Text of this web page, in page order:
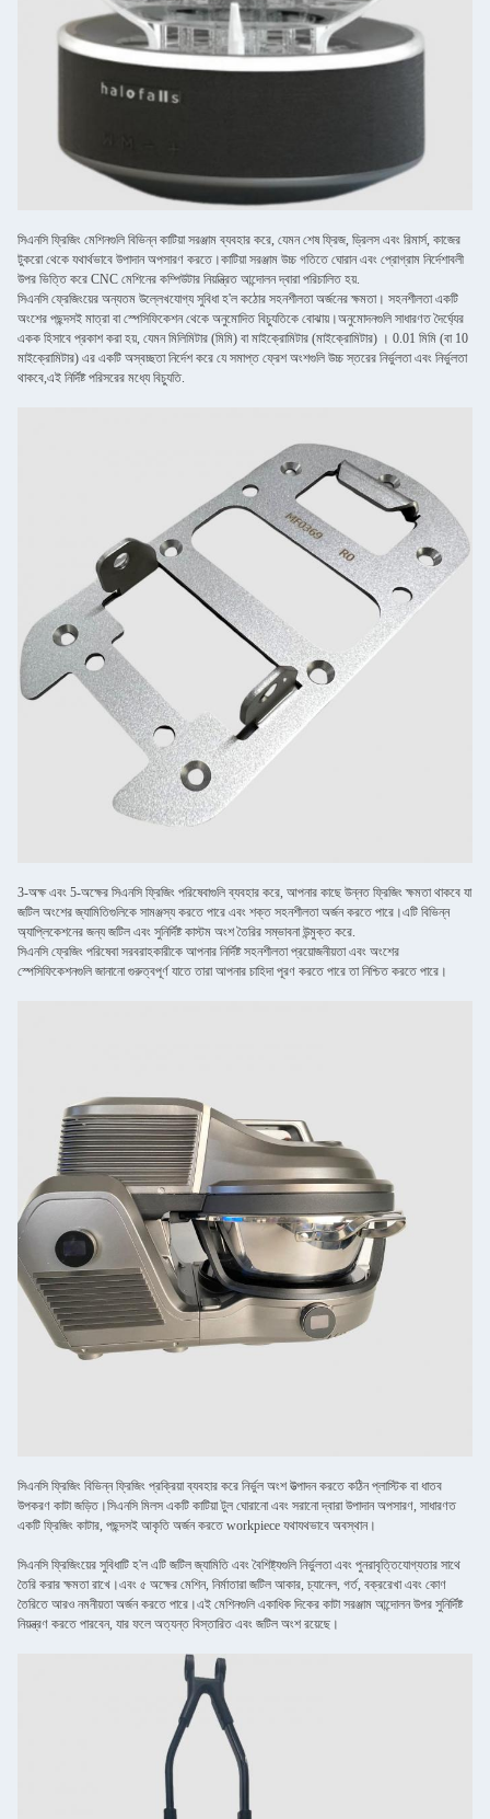
সিএনসি ফ্রিজিং মেশিনগুলি বিভিন্ন কাটিয়া সরঞ্জাম ব্যবহার করে, যেমন শেষ ফ্রিজ, ড্রিলস এবং রিমার্স, কাজের
টুকরো থেকে যথার্থভাবে উপাদান অপসারণ করতে।কাটিয়া সরঞ্জাম উচ্চ গতিতে ঘোরান এবং প্রোগ্রাম নির্দেশাবলী
উপর ভিত্তি করে CNC মেশিনের কম্পিউটার নিয়ন্ত্রিত আন্দোলন দ্বারা পরিচালিত হয়.
সিএনসি ফ্রেজিংয়ের অন্যতম উল্লেখযোগ্য সুবিধা হ'ল কঠোর সহনশীলতা অর্জনের ক্ষমতা। সহনশীলতা একটি
অংশের পছন্দসই মাত্রা বা স্পেসিফিকেশন থেকে অনুমোদিত বিচ্যুতিকে বোঝায়।অনুমোদনগুলি সাধারণত দৈর্ঘ্যের
একক হিসাবে প্রকাশ করা হয়, যেমন মিলিমিটার (মিমি) বা মাইক্রোমিটার (মাইক্রোমিটার) । 0.01 মিমি (বা 10
মাইক্রোমিটার) এর একটি অস্বচ্ছতা নির্দেশ করে যে সমাপ্ত ফ্রেশ অংশগুলি উচ্চ স্তরের নির্ভুলতা এবং নির্ভুলতা
থাকবে,এই নির্দিষ্ট পরিসরের মধ্যে বিচ্যুতি.
3-অক্ষ এবং 5-অক্ষের সিএনসি ফ্রিজিং পরিষেবাগুলি ব্যবহার করে, আপনার কাছে উন্নত ফ্রিজিং ক্ষমতা থাকবে যা
জটিল অংশের জ্যামিতিগুলিকে সামঞ্জস্য করতে পারে এবং শক্ত সহনশীলতা অর্জন করতে পারে।এটি বিভিন্ন
অ্যাপ্লিকেশনের জন্য জটিল এবং সুনির্দিষ্ট কাস্টম অংশ তৈরির সম্ভাবনা উন্মুক্ত করে.
সিএনসি ফ্রেজিং পরিষেবা সরবরাহকারীকে আপনার নির্দিষ্ট সহনশীলতা প্রয়োজনীয়তা এবং অংশের
স্পেসিফিকেশনগুলি জানানো গুরুত্বপূর্ণ যাতে তারা আপনার চাহিদা পূরণ করতে পারে তা নিশ্চিত করতে পারে।
সিএনসি ফ্রিজিং বিভিন্ন ফ্রিজিং প্রক্রিয়া ব্যবহার করে নির্ভুল অংশ উত্পাদন করতে কঠিন প্লাস্টিক বা ধাতব
উপকরণ কাটা জড়িত।সিএনসি মিলস একটি কাটিয়া টুল ঘোরানো এবং সরানো দ্বারা উপাদান অপসারণ, সাধারণত
একটি ফ্রিজিং কাটার, পছন্দসই আকৃতি অর্জন করতে workpiece যথাযথভাবে অবস্থান।
সিএনসি ফ্রিজিংয়ের সুবিধাটি হ'ল এটি জটিল জ্যামিতি এবং বৈশিষ্ট্যগুলি নির্ভুলতা এবং পুনরাবৃত্তিযোগ্যতার সাথে
তৈরি করার ক্ষমতা রাখে।এবং ৫ অক্ষের মেশিন, নির্মাতারা জটিল আকার, চ্যানেল, গর্ত, বক্ররেখা এবং কোণ
তৈরিতে আরও নমনীয়তা অর্জন করতে পারে।এই মেশিনগুলি একাধিক দিকের কাটা সরঞ্জাম আন্দোলন উপর সুনির্দিষ্ট
নিয়ন্ত্রণ করতে পারবেন, যার ফলে অত্যন্ত বিস্তারিত এবং জটিল অংশ রয়েছে।